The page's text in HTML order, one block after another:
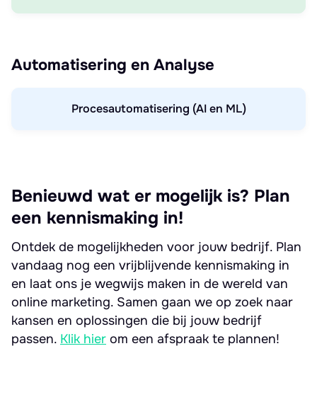
Automatisering en Analyse
Procesautomatisering (AI en ML)
Benieuwd wat er mogelijk is? Plan
een kennismaking in!
Ontdek de mogelijkheden voor jouw bedrijf. Plan
vandaag nog een vrijblijvende kennismaking in
en laat ons je wegwijs maken in de wereld van
online marketing. Samen gaan we op zoek naar
kansen en oplossingen die bij jouw bedrijf
passen. Klik hier om een afspraak te plannen!